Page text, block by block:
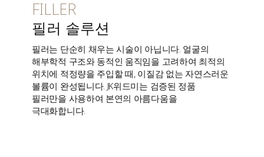
FILLER
필러 솔루션
필러는 단순히 채우는 시술이 아닙니다. 얼굴의
해부학적 구조와 동적인 움직임을 고려하여 최적의
위치에 적정량을 주입할 때, 이질감 없는 자연스러운
볼륨이 완성됩니다. JK위드미는 검증된 정품
필러만을 사용하여 본연의 아름다움을
극대화합니다.